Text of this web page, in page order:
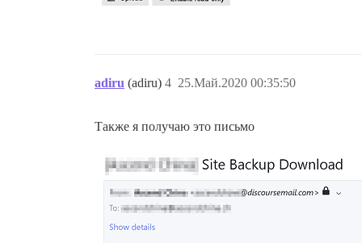
adiru (adiru) 25.Май.2020 00:35:50
4
Также я получаю это письмо